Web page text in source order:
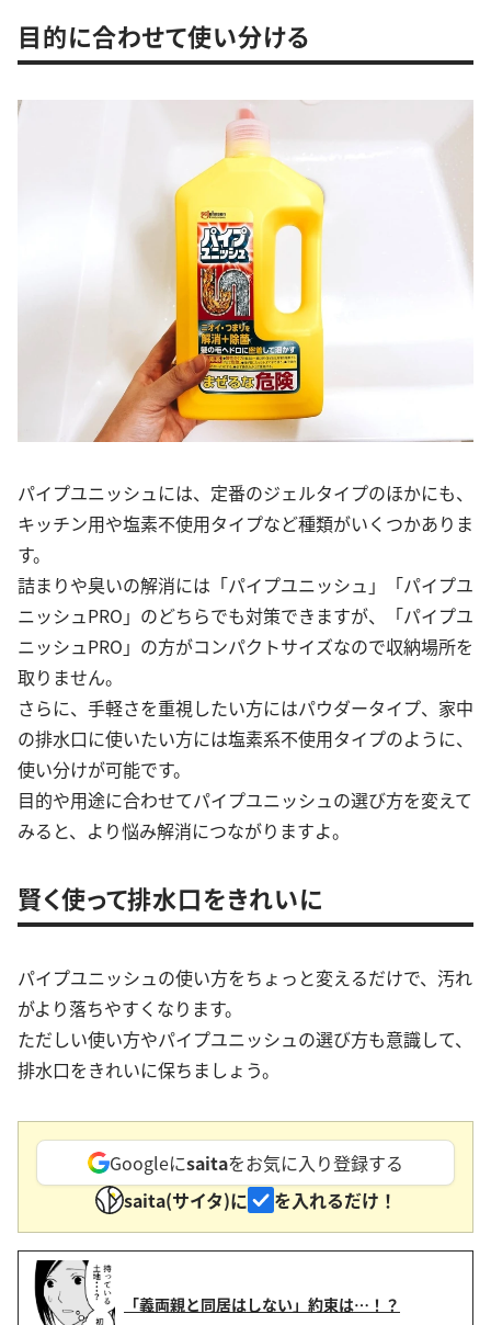
目的に合わせて使い分ける
パイプユニッシュには、定番のジェルタイプのほかにも、
キッチン用や塩素不使用タイプなど種類がいくつかありま
す。
詰まりや臭いの解消には「パイプユニッシュ」「パイプユ
ニッシュPRO」のどちらでも対策できますが、「パイプユ
ニッシュPRO」の方がコンパクトサイズなので収納場所を
取りません。
さらに、手軽さを重視したい方にはパウダータイプ、家中
の排水口に使いたい方には塩素系不使用タイプのように、
使い分けが可能です。
目的や用途に合わせてパイプユニッシュの選び方を変えて
みると、より悩み解消につながりますよ。
賢く使って排水口をきれいに
パイプユニッシュの使い方をちょっと変えるだけで、汚れ
がより落ちやすくなります。
ただしい使い方やパイプユニッシュの選び方も意識して、
排水口をきれいに保ちましょう。
Googleにsaitaをお気に入り登録する
saita(サイタ)に
を入れるだけ！
「義両親と同居はしない」約束は…！？